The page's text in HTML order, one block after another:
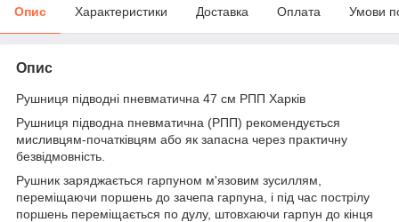
Опис Характеристики Доставка Оплата Умови
Опис
Рушниця підводні пневматична 47 см РПП Харків
Рушниця підводна пневматична (РПП) рекомендується
мисливцям-початківцям або як запасна через практичну
безвідмовність.
Рушник заряджається гарпуном м'язовим зусиллям,
переміщаючи поршень до зачепа гарпуна, і під час пострілу
поршень переміщається по дулу, штовхаючи гарпун до кінця